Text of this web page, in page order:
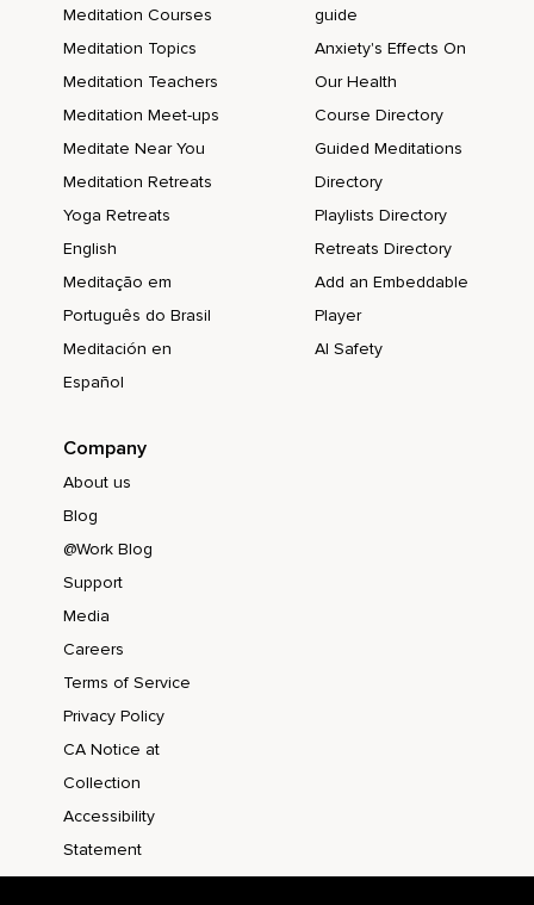
Meditation Courses
Meditation Topics
Meditation Teachers
Meditation Meet-ups
Meditate Near You
Meditation Retreats
Yoga Retreats
English
Meditação em
Português do Brasil
Meditación en
Español
guide
Anxiety's Effects On
Our Health
Course Directory
Guided Meditations
Directory
Playlists Directory
Retreats Directory
Add an Embeddable
Player
AI Safety
Company
About us
Blog
@Work Blog
Support
Media
Careers
Terms of Service
Privacy Policy
CA Notice at
Collection
Accessibility
Statement